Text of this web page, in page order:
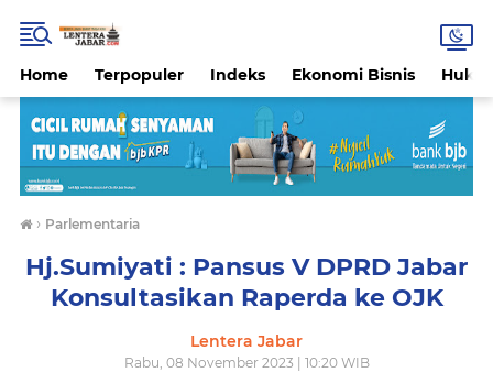
Home Terpopuler Indeks Ekonomi Bisnis
› Parlementaria
Hj.Sumiyati : Pansus V DPRD Jabar
Konsultasikan Raperda ke OJK
Lentera Jabar
Rabu, 08 November 2023 | 10:20 WIB